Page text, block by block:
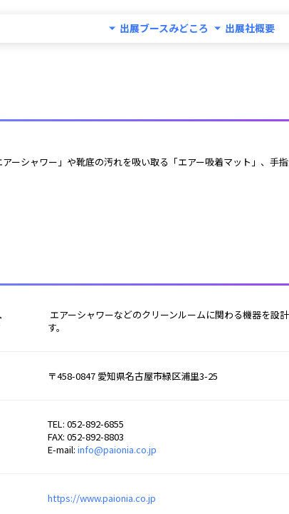
出展ブースみどころ 出展社概要
す。
〒458-0847 愛知県名古屋市緑区浦里3-25
TEL: 052-892-6855
FAX: 052-892-8803
E-mail: info@paionia.co.jp
https://www.paionia.co.jp